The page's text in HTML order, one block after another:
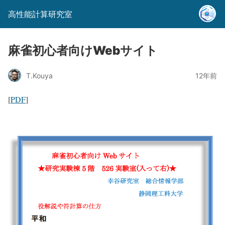
高性能計算研究室
麻雀初心者向けWebサイト
T.Kouya 12年前
[PDF]